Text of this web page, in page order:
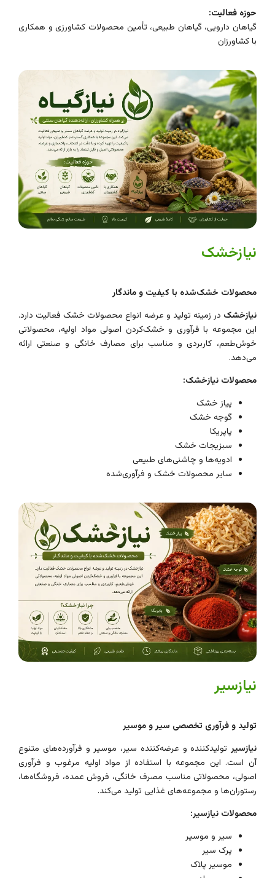
حوزه فعالیت:
گیاهان دارویی، گیاهان طبیعی، تأمین محصولات کشاورزی و همکاری
با کشاورزان
نیازخشک
محصولات خشک‌شده با کیفیت و ماندگار
نیازخشک در زمینه تولید و عرضه انواع محصولات خشک فعالیت دارد.
این مجموعه با فرآوری و خشک‌کردن اصولی مواد اولیه، محصولاتی
خوش‌طعم، کاربردی و مناسب برای مصارف خانگی و صنعتی ارائه
می‌دهد.
محصولات نیازخشک:
پیاز خشک
گوجه خشک
پاپریکا
سبزیجات خشک
ادویه‌ها و چاشنی‌های طبیعی
سایر محصولات خشک و فرآوری‌شده
نیازسیر
تولید و فرآوری تخصصی سیر و موسیر
نیازسیر تولیدکننده و عرضه‌کننده سیر، موسیر و فرآورده‌های متنوع
آن است. این مجموعه با استفاده از مواد اولیه مرغوب و فرآوری
اصولی، محصولاتی مناسب مصرف خانگی، فروش عمده، فروشگاه‌ها،
رستوران‌ها و مجموعه‌های غذایی تولید می‌کند.
محصولات نیازسیر:
سیر و موسیر
پرک سیر
موسیر پلاک